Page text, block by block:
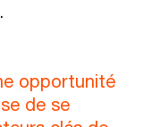
opportunité
de se